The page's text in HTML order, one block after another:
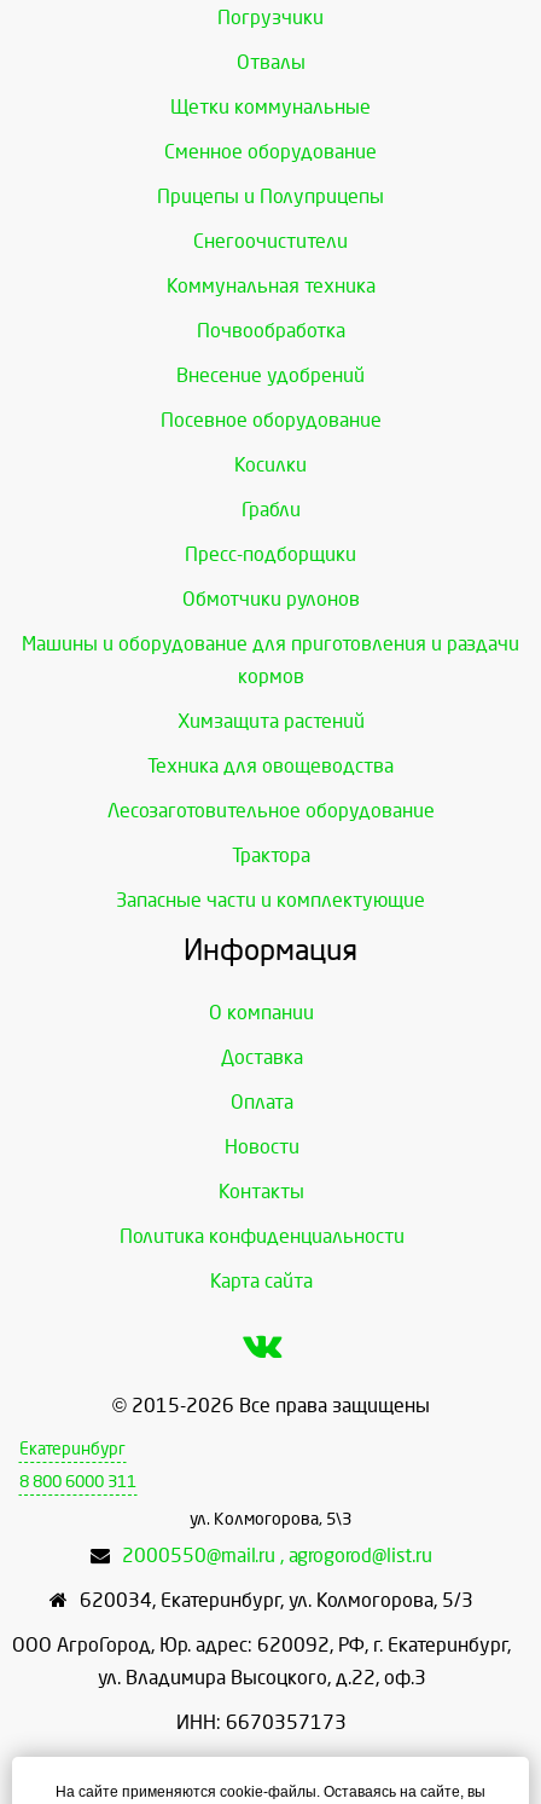
Погрузчики
Отвалы
Щетки коммунальные
Сменное оборудование
Прицепы и Полуприцепы
Снегоочистители
Коммунальная техника
Почвообработка
Внесение удобрений
Посевное оборудование
Косилки
Грабли
Пресс-подборщики
Обмотчики рулонов
Машины и оборудование для приготовления и раздачи
кормов
Химзащита растений
Техника для овощеводства
Лесозаготовительное оборудование
Трактора
Запасные части и комплектующие
Информация
О компании
Доставка
Оплата
Новости
Контакты
Политика конфиденциальности
Карта сайта
© 2015-2026 Все права защищены
Екатеринбург
8 800 6000 311
ул. Колмогорова, 5\3
2000550@mail.ru , agrogorod@list.ru
620034, Екатеринбург, ул. Колмогорова, 5/3
ООО АгроГород, Юр. адрес: 620092, РФ, г. Екатеринбург,
ул. Владимира Высоцкого, д.22, оф.3
ИНН: 6670357173
На сайте применяются cookie-файлы. Оставаясь на сайте, вы